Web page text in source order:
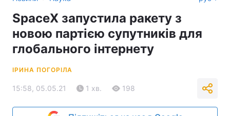
SpaceX запустила ракету з
новою партією супутників для
глобального інтернету
ІРИНА ПОГОРІЛА
15:58, 05.05.21 1 хв. 198